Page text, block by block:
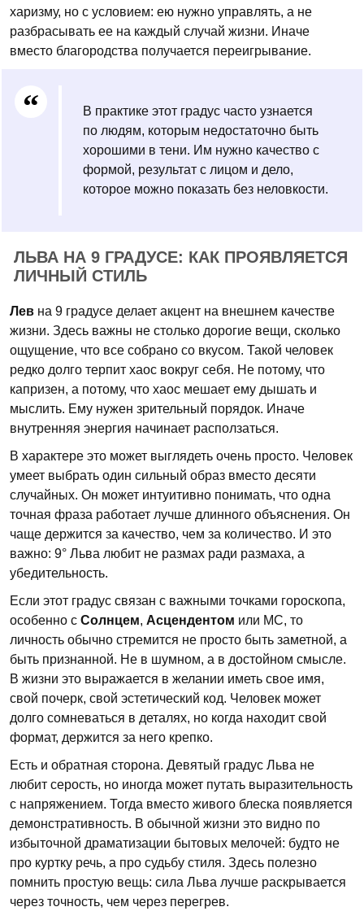
харизму, но с условием: ею нужно управлять, а не
разбрасывать ее на каждый случай жизни. Иначе
вместо благородства получается переигрывание.
В практике этот градус часто узнается
по людям, которым недостаточно быть
хорошими в тени. Им нужно качество с
формой, результат с лицом и дело,
которое можно показать без неловкости.
ЛЬВА НА 9 ГРАДУСЕ: КАК ПРОЯВЛЯЕТСЯ
ЛИЧНЫЙ СТИЛЬ
Лев на 9 градусе делает акцент на внешнем качестве
жизни. Здесь важны не столько дорогие вещи, сколько
ощущение, что все собрано со вкусом. Такой человек
редко долго терпит хаос вокруг себя. Не потому, что
капризен, а потому, что хаос мешает ему дышать и
мыслить. Ему нужен зрительный порядок. Иначе
внутренняя энергия начинает расползаться.
В характере это может выглядеть очень просто. Человек
умеет выбрать один сильный образ вместо десяти
случайных. Он может интуитивно понимать, что одна
точная фраза работает лучше длинного объяснения. Он
чаще держится за качество, чем за количество. И это
важно: 9° Льва любит не размах ради размаха, а
убедительность.
Если этот градус связан с важными точками гороскопа,
особенно с Солнцем, Асцендентом или МС, то
личность обычно стремится не просто быть заметной, а
быть признанной. Не в шумном, а в достойном смысле.
В жизни это выражается в желании иметь свое имя,
свой почерк, свой эстетический код. Человек может
долго сомневаться в деталях, но когда находит свой
формат, держится за него крепко.
Есть и обратная сторона. Девятый градус Льва не
любит серость, но иногда может путать выразительность
с напряжением. Тогда вместо живого блеска появляется
демонстративность. В обычной жизни это видно по
избыточной драматизации бытовых мелочей: будто не
про куртку речь, а про судьбу стиля. Здесь полезно
помнить простую вещь: сила Льва лучше раскрывается
через точность, чем через перегрев.